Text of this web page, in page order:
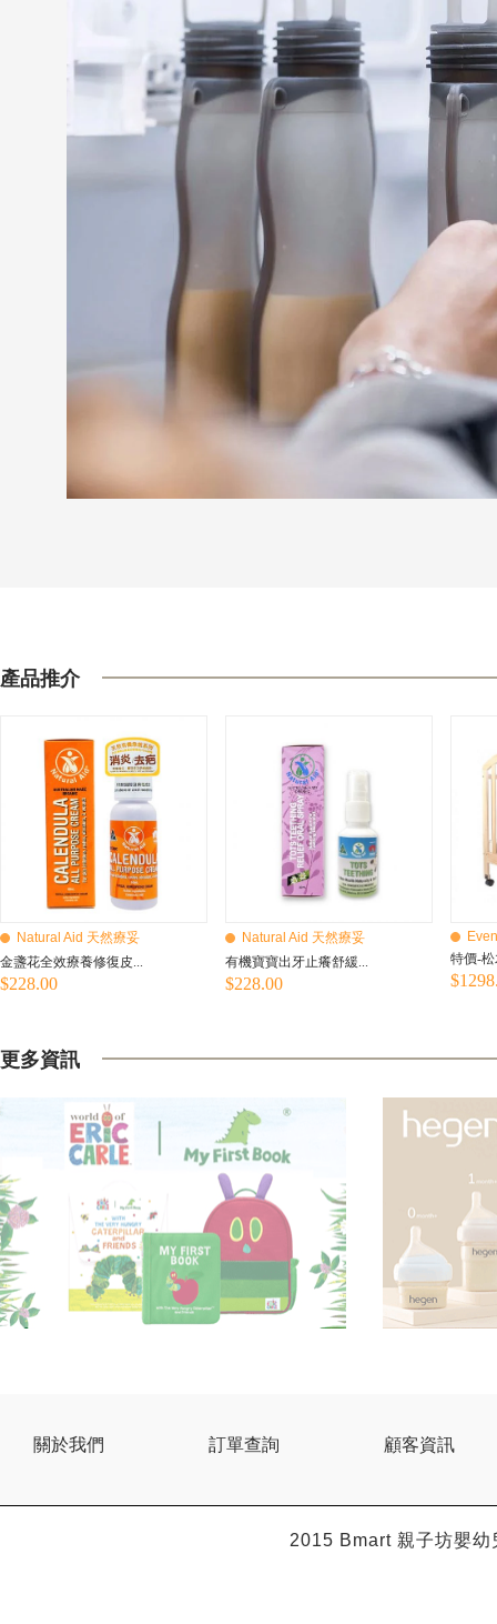
產品推介
Natural Aid 天然療妥
金盞花全效療養修復皮...
$228.00
Natural Aid 天然療妥
有機寶寶出牙止癢舒緩...
$228.00
特價-
更多資訊
關於我們 訂單查詢 顧客資訊
2015 Bmart親子坊嬰幼